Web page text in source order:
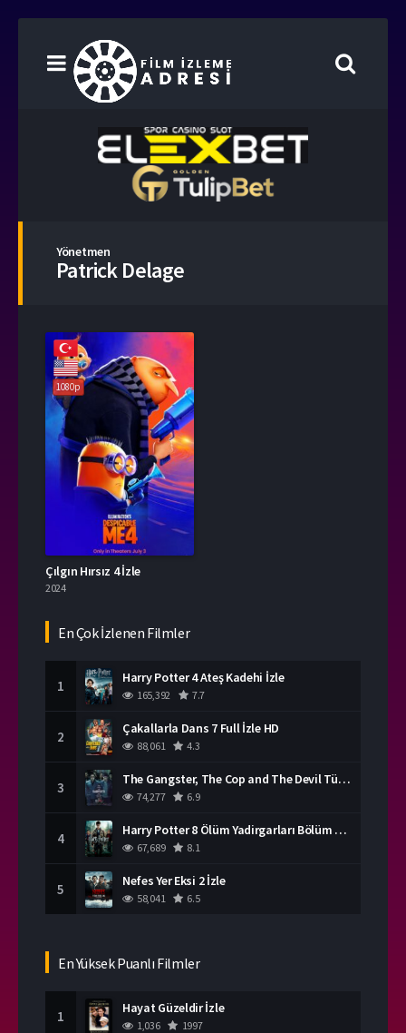
Yönetmen
Patrick Delage
1080p
Çılgın Hırsız 4 İzle
2024
En Çok İzlenen Filmler
1 Harry Potter 4 Ateş Kadehi İzle
165,392 7.7
2 Çakallarla Dans 7 Full İzle HD
88,061 4.3
3 The Gangster, The Cop and The Devil Türkçe Dublaj İzle
74,277 6.9
4 Harry Potter 8 Ölüm Yadirgarları Bölüm 2 İzle
67,689 8.1
5 Nefes Yer Eksi 2 İzle
58,041 6.5
En Yüksek Puanlı Filmler
1 Hayat Güzeldir İzle
1,036 1997